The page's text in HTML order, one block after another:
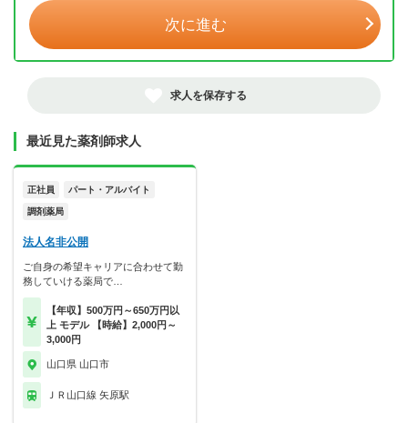
次に進む
求人を保存する
最近見た薬剤師求人
正社員 パート・アルバイト
調剤薬局
法人名非公開
ご自身の希望キャリアに合わせて勤
務していける薬局で…
【年収】500万円～650万円以
上 モデル 【時給】2,000円～
3,000円
山口県 山口市
ＪＲ山口線 矢原駅